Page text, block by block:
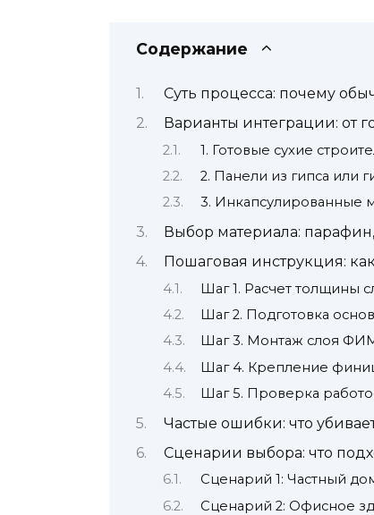
Содержание
Суть процесса: почему
Варианты интеграции: от
1. Готовые сухие
2. Панели из гипса или
Выбор материала:
Пошаговая инструкция:
Шаг 1. Расчет толщины
Шаг 2. Подготовка
Шаг 3. Монтаж слоя
Шаг 4. Крепление
Шаг 5. Проверка
Частые ошибки: что
Сценарии выбора: что
Сценарий 1: Частный
Сценарий 2: Офисное